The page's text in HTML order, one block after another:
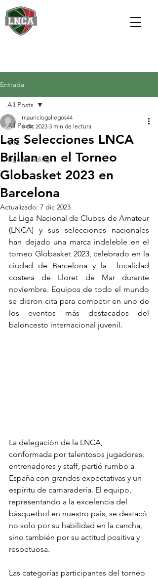
Entrada
All Posts
U12
Liga Spalding
All Posts
Las Selecciones LNCA
Brillan en el Torneo
Globasket 2023 en
Barcelona
mauriciogallegos44
6 dic 2023 3 min de lectura
Actualizado: 7 dic 2023
La Liga Nacional de Clubes de Amateur
(LNCA) y sus selecciones nacionales
han dejado una marca indeleble en el
torneo Globasket 2023, celebrado en la
ciudad de Barcelona y la  localidad
costera de Lloret de Mar durante
noviembre. Equipos de todo el mundo
se dieron cita para competir en uno de
los eventos más destacados del
baloncesto internacional juvenil.
La delegación de la LNCA,
conformada por talentosos jugadores,
entrenadores y staff, partió rumbo a
España con grandes expectativas y un
espíritu de camaradería. El equipo,
representando a la excelencia del
básquetbol en nuestro país, se destacó
no solo por su habilidad en la cancha,
sino también por su actitud positiva y
respetuosa.
Las categorías participantes del torneo